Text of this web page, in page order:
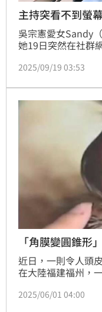
主持突看不到螢
吳宗憲愛女Sandy
她19日突然在社群
科。原來她自從懷
度，被醫生警告若
度數的眼鏡，以避
2025/09/19 03:53
「角膜變圓錐形
近日，一則令人頭
在大陸福建福州，
被診斷為圓錐角膜
2025/06/01 04:00